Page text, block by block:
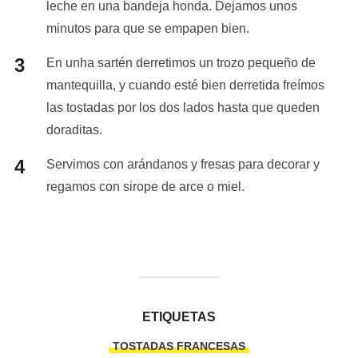
leche en una bandeja honda. Dejamos unos
minutos para que se empapen bien.
En unha sartén derretimos un trozo pequeño de
mantequilla, y cuando esté bien derretida freímos
las tostadas por los dos lados hasta que queden
doraditas.
Servimos con arándanos y fresas para decorar y
regamos con sirope de arce o miel.
ETIQUETAS
TOSTADAS FRANCESAS